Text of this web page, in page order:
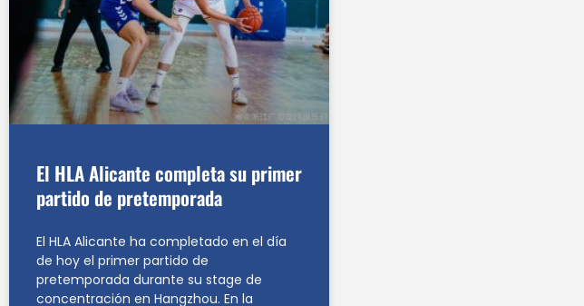
El HLA Alicante completa su primer
partido de pretemporada
El HLA Alicante ha completado en el día
de hoy el primer partido de
pretemporada durante su stage de
concentración en Hangzhou. En la